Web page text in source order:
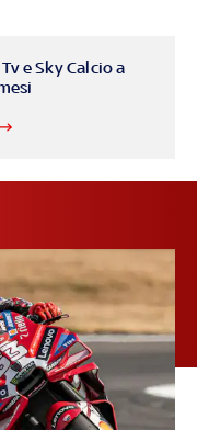
e Sky Calcio a